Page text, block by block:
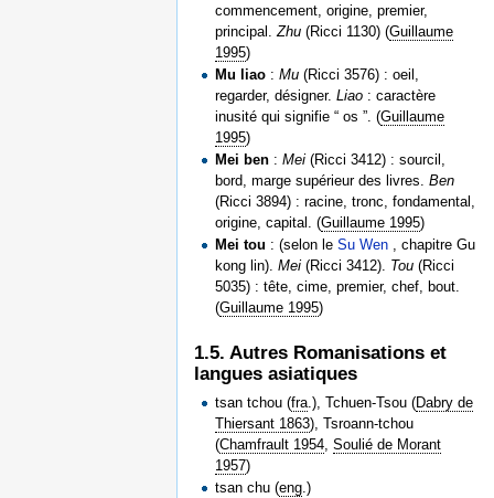
commencement, origine, premier,
principal.Zhu (Ricci 1130) (Guillaume
1995)
Mu liao :Mu (Ricci 3576) : oeil,
regarder, désigner.Liao : caractère
inusité qui signifie “ os ”. (Guillaume
1995)
Mei ben :Mei (Ricci 3412) : sourcil,
bord, marge supérieur des livres.Ben
(Ricci 3894) : racine, tronc, fondamental,
origine, capital. (Guillaume 1995)
Mei tou : (selon leSu Wen , chapitre Gu
kong lin).Mei (Ricci 3412). Tou (Ricci
5035) : tête, cime, premier, chef, bout.
(Guillaume 1995)
1.5. Autres Romanisations et
langues asiatiques
tsan tchou (fra.), Tchuen-Tsou (Dabry de
Thiersant 1863), Tsroann-tchou
(Chamfrault 1954,Soulié de Morant
1957)
tsan chu (eng.)